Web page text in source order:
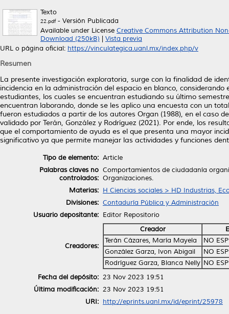
Texto
22.pdf- Versión Publicada
Available under License Creative Commons Attribution
Download (250kB)
Vista previa
URL o página oficial: https://vinculategica.uanl.mx/index.php/v
Resumen
La presente investigación exploratoria, surge con la finalidad de
incidencia en la administración del espacio en blanco,
estudiantes, los cuales se encuentran estudiando su último
encuentran laborando, donde se les aplico una encuesta con un
fueron estudiados a partir de los autores Organ (1988), en el caso
validado por Terán, González y Rodríguez (2021). Por ende, los
que el comportamiento de ayuda es el que presenta una mayor
significativo ya que permite manejar las actividades y funciones
Tipo de elemento: Article
Palabras claves no
controlados:
Comportamientos de ciudadanía
Organizaciones.
Materias: H Ciencias sociales > HD Industrias,
Divisiones: Contaduría Pública y Administración
Usuario depositante: Editor Repositorio
Creadores:
Creador
Terán Cázares, María Mayela
NO
González Garza, Ivon Abigail
NO
Rodríguez Garza, Blanca Nelly NO
Fecha del depósito: 23 Nov 2023 19:51
Última modificación: 23 Nov 2023 19:51
URI: http://eprints.uanl.mx/id/eprint/25978